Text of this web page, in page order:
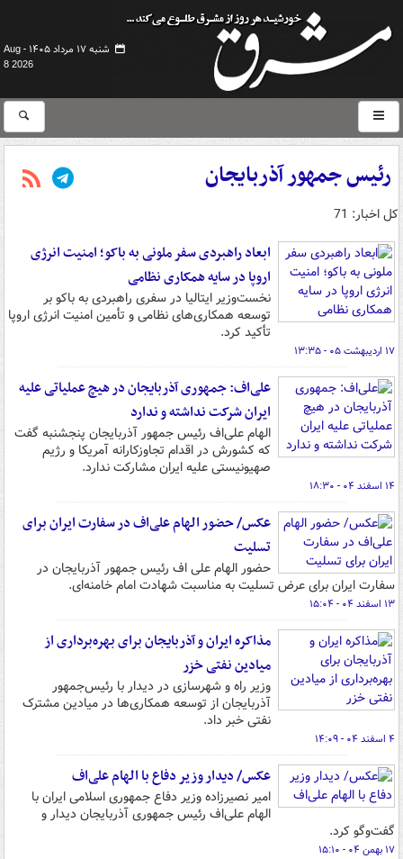
شنبه ۱۷ مرداد ۱۴۰۵ -
Aug
8 2026
رئیس جمهور آذربایجان
کل اخبار: 71
ابعاد راهبردی سفر ملونی به باکو؛ امنیت انرژی
اروپا در سایه همکاری نظامی
نخست‌وزیر ایتالیا در سفری راهبردی به باکو بر
توسعه همکاری‌های نظامی و تأمین امنیت انرژی اروپا
تأکید کرد.
۱۷ اردیبهشت ۰۵ - ۱۳:۳۵
علی‌اف: جمهوری آذربایجان در هیچ عملیاتی علیه
ایران شرکت نداشته و ندارد
الهام علی‌اف رئیس جمهور آذربایجان پنجشنبه گفت
که کشورش در اقدام تجاوزکارانه آمریکا و رژیم
صهیونیستی علیه ایران مشارکت ندارد.
۱۴ اسفند ۰۴ - ۱۸:۳۰
عکس/ حضور الهام علی‌اف در سفارت ایران برای
تسلیت
حضور الهام علی اف رئیس جمهور آذربایجان در
سفارت ایران برای عرض تسلیت به مناسبت شهادت امام خامنه‌ای.
۱۳ اسفند ۰۴ - ۱۵:۰۴
مذاکره ایران و آذربایجان برای بهره‌برداری از
میادین نفتی خزر
وزیر راه و شهرسازی در دیدار با رئیس‌جمهور
آذربایجان از توسعه همکاری‌ها در میادین مشترک
نفتی خبر داد.
۴ اسفند ۰۴ - ۱۴:۰۹
عکس/ دیدار وزیر دفاع با الهام علی‌اف
امیر نصیرزاده وزیر دفاع جمهوری اسلامی ایران با
الهام علی‌اف رئیس جمهوری آذربایجان دیدار و
گفت‌وگو کرد.
۱۷ بهمن ۰۴ - ۱۵:۱۰